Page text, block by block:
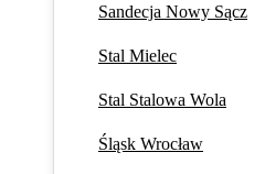
Sandecja Nowy Sącz
Stal Mielec
Stal Stalowa Wola
Śląsk Wrocław